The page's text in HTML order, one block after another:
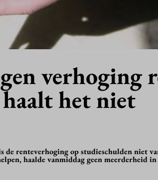
verhoging
het niet
de renteverhoging op studieschulden niet
haalde vanmiddag geen meerderheid in